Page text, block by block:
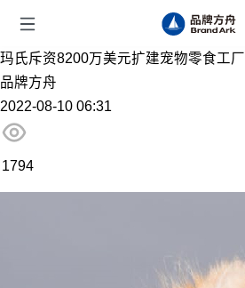
玛氏斥资8200万美元扩建宠物零食工厂
品牌方舟
2022-08-10 06:31
1794